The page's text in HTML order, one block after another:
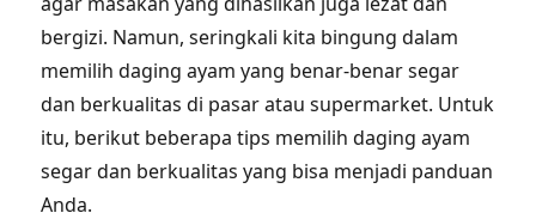
bergizi. Namun, seringkali kita bingung dalam
memilih daging ayam yang benar-benar segar
dan berkualitas di pasar atau supermarket. Untuk
itu, berikut beberapa tips memilih daging ayam
segar dan berkualitas yang bisa menjadi panduan
Anda.